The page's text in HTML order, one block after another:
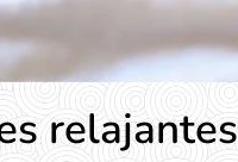
relajantes